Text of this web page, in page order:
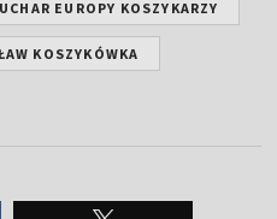
EUROPY KOSZYKARZY
KOSZYKÓWKA